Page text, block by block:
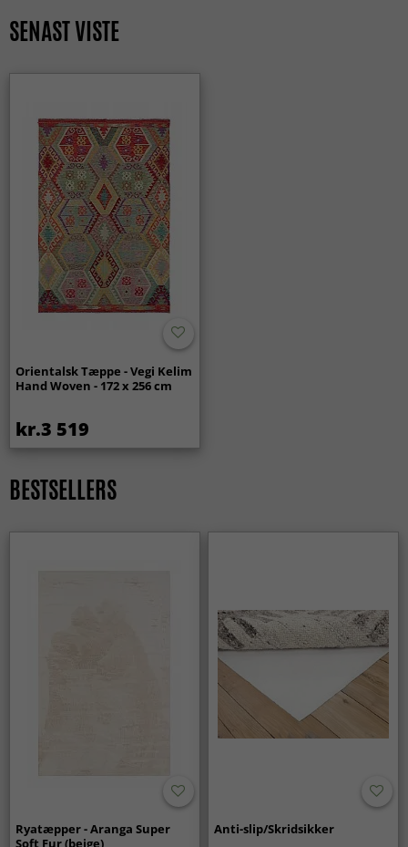
Alder
Tykkelse ca.
Uldtæpper
SENAST VISTE
Orientalsk Tæppe - Vegi Kelim
Hand Woven - 172 x 256 cm
kr.3 519
BESTSELLERS
Ryatæpper - Aranga Super
Soft Fur (beige)
Anti-slip/Skridsikker